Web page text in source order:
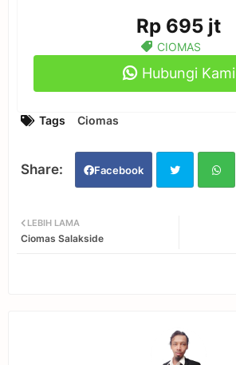
Rp 695 jt
CIOMAS
Hubungi Kami
Tags Ciomas
Facebook
LEBIH LAMA
Ciomas Salakside